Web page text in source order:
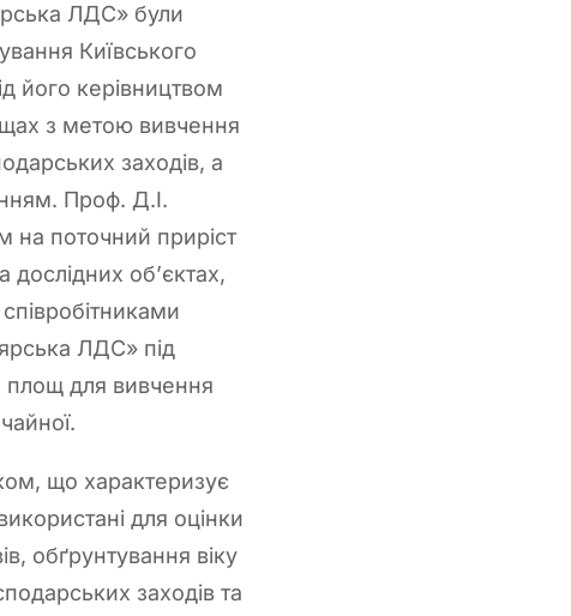
ЛДС» були
Київського
його керівництвом
з метою вивчення
заходів, а
Проф. Д.І.
на поточний приріст
об’єктах,
співробітниками
ЛДС» під
площ для вивчення
що характеризує
для оцінки
обґрунтування віку
заходів та